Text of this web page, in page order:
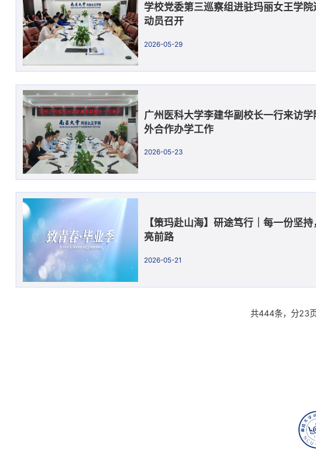
学校党委第三巡察组进驻玛丽女王学院
动员召开
2026-05-29
广州医科大学李建华副校长一行来访学
外合作办学工作
2026-05-23
【策玛赴山海】研途笃行｜每一份坚
亮前路
2026-05-21
共444条，分23